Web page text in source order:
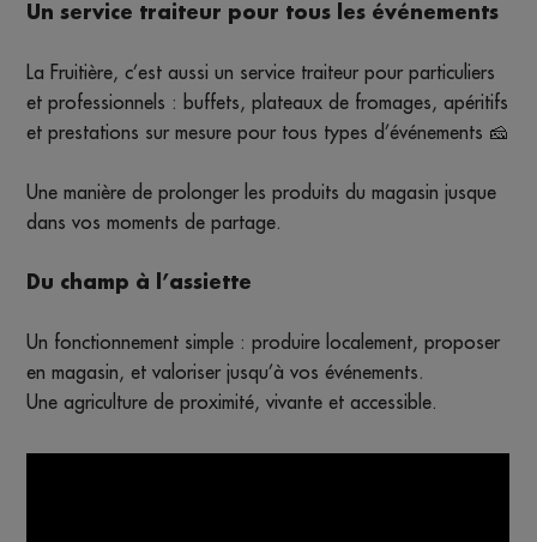
Un service traiteur pour tous les événements
La Fruitière, c’est aussi un service traiteur pour particuliers
et professionnels : buffets, plateaux de fromages, apéritifs
et prestations sur mesure pour tous types d’événements 🧀
Une manière de prolonger les produits du magasin jusque
dans vos moments de partage.
Du champ à l’assiette
Un fonctionnement simple : produire localement, proposer
en magasin, et valoriser jusqu’à vos événements.
Une agriculture de proximité, vivante et accessible.